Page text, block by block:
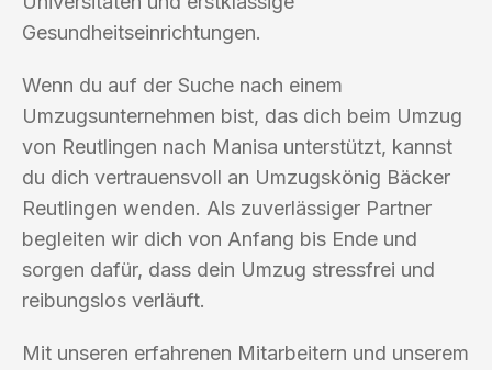
Gesundheitseinrichtungen.
Wenn du auf der Suche nach einem
Umzugsunternehmen bist, das dich beim Umzug
von Reutlingen nach Manisa unterstützt, kannst
du dich vertrauensvoll an Umzugskönig Bäcker
Reutlingen wenden. Als zuverlässiger Partner
begleiten wir dich von Anfang bis Ende und
sorgen dafür, dass dein Umzug stressfrei und
reibungslos verläuft.
Mit unseren erfahrenen Mitarbeitern und unserem